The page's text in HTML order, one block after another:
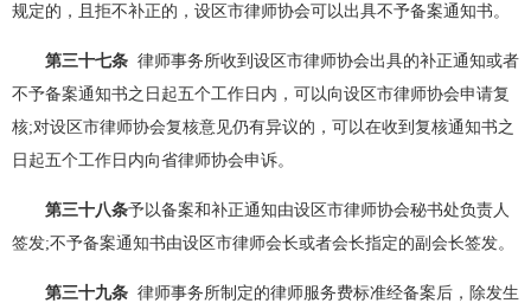
规定的，且拒不补正的，设区市律师协会可以出具不予备案通知书。
第三十七条 律师事务所收到设区市律师协会出具的补正通知或者
不予备案通知书之日起五个工作日内，可以向设区市律师协会申请复
核;对设区市律师协会复核意见仍有异议的，可以在收到复核通知书之
日起五个工作日内向省律师协会申诉。
第三十八条予以备案和补正通知由设区市律师协会秘书处负责人
签发;不予备案通知书由设区市律师会长或者会长指定的副会长签发。
第三十九条 律师事务所制定的律师服务费标准经备案后，除发生